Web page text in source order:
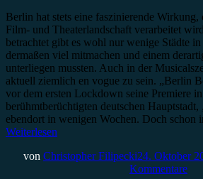
Berlin hat stets eine faszinierende Wirkung,
Film- und Theaterlandschaft verarbeitet
betrachtet gibt es wohl nur wenige Städte
dermaßen viel mitmachen und einem
unterliegen mussten. Auch in der
aktuell ziemlich en vogue zu sein. „Berlin
vor dem ersten Lockdown seine Premiere
berühmtberüchtigten deutschen
ebendort in wenigen Wochen. Doch schon
Weiterlesen
von Christopher Filipecki24. Oktober
Kommentare